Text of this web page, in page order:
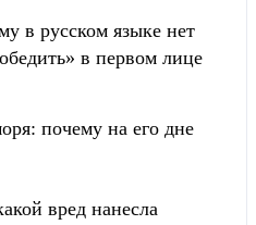
в русском языке нет
в первом лице
почему на его дне
вред нанесла